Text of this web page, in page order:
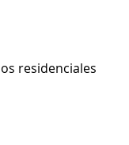
residenciales